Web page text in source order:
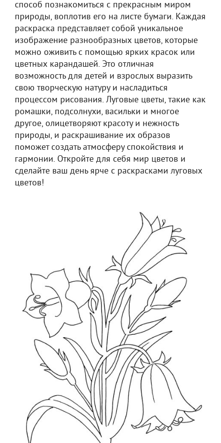
способ познакомиться с прекрасным миром
природы, воплотив его на листе бумаги. Каждая
раскраска представляет собой уникальное
изображение разнообразных цветов, которые
можно оживить с помощью ярких красок или
цветных карандашей. Это отличная
возможность для детей и взрослых выразить
свою творческую натуру и насладиться
процессом рисования. Луговые цветы, такие как
ромашки, подсолнухи, васильки и многое
другое, олицетворяют красоту и нежность
природы, и раскрашивание их образов
поможет создать атмосферу спокойствия и
гармонии. Откройте для себя мир цветов и
сделайте ваш день ярче с раскрасками луговых
цветов!